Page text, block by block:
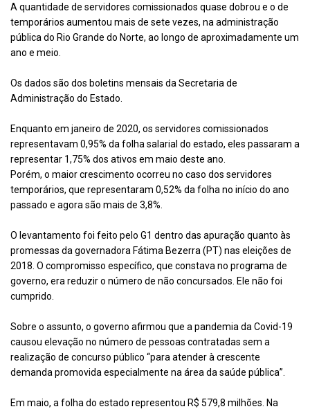
A quantidade de servidores comissionados quase dobrou e o de
temporários aumentou mais de sete vezes, na administração
pública do Rio Grande do Norte, ao longo de aproximadamente um
ano e meio.
Os dados são dos boletins mensais da Secretaria de
Administração do Estado.
Enquanto em janeiro de 2020, os servidores comissionados
representavam 0,95% da folha salarial do estado, eles passaram a
representar 1,75% dos ativos em maio deste ano.
Porém, o maior crescimento ocorreu no caso dos servidores
temporários, que representaram 0,52% da folha no início do ano
passado e agora são mais de 3,8%.
O levantamento foi feito pelo G1 dentro das apuração quanto às
promessas da governadora Fátima Bezerra (PT) nas eleições de
2018. O compromisso específico, que constava no programa de
governo, era reduzir o número de não concursados. Ele não foi
cumprido.
Sobre o assunto, o governo afirmou que a pandemia da Covid-19
causou elevação no número de pessoas contratadas sem a
realização de concurso público “para atender à crescente
demanda promovida especialmente na área da saúde pública”.
Em maio, a folha do estado representou R$ 579,8 milhões. Na